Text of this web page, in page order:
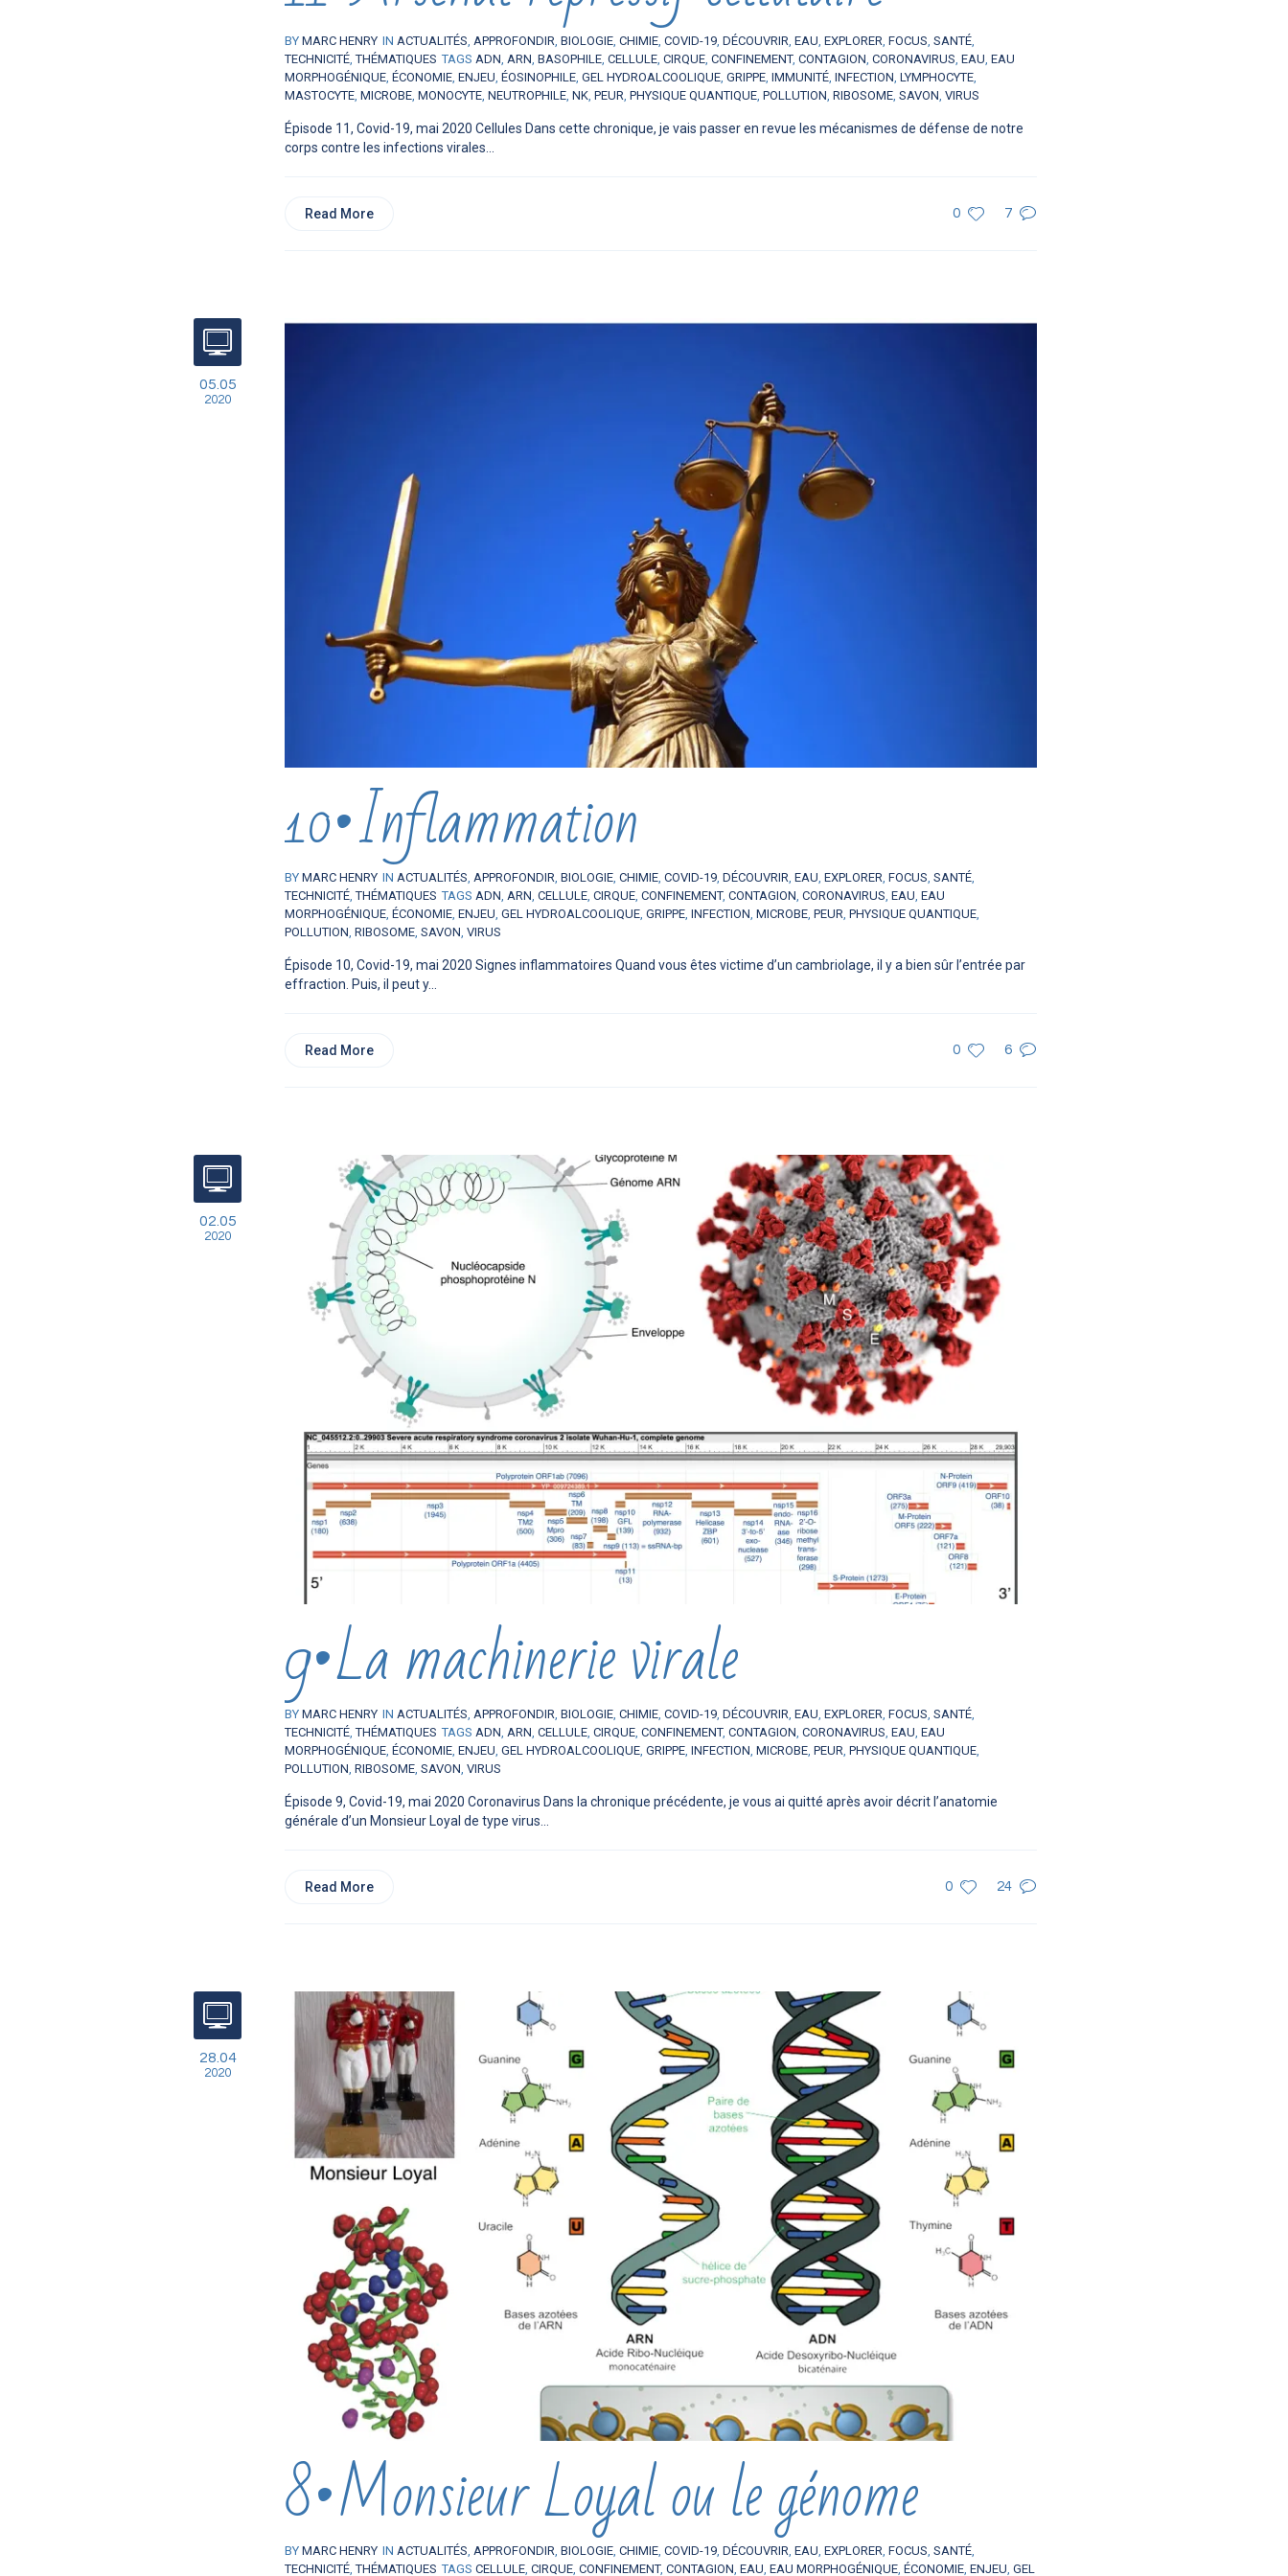
BY MARC HENRY IN ACTUALITÉS, APPROFONDIR, BIOLOGIE, CHIMIE, COVID-19, DÉCOUVRIR, EAU, EXPLORER, FOCUS, SANTÉ,
TECHNICITÉ,THÉMATIQUES TAGS ADN, ARN, BASOPHILE, CELLULE, CIRQUE, CONFINEMENT, CONTAGION, CORONAVIRUS, EAU, EAU
MORPHOGÉNIQUE, ÉCONOMIE, ENJEU, ÉOSINOPHILE, GEL HYDROALCOOLIQUE, GRIPPE, IMMUNITÉ, INFECTION, LYMPHOCYTE,
MASTOCYTE, MICROBE, MONOCYTE, NEUTROPHILE, NK, PEUR, PHYSIQUE QUANTIQUE, POLLUTION, RIBOSOME, SAVON, VIRUS
Épisode 11, Covid-19, mai 2020 Cellules Dans cette chronique, je vais passer en revue les mécanismes de défense de notre
corps contre les infections virales...
0 7
Read More
05.05
2020
10•Inflammation
BY MARC HENRY IN ACTUALITÉS, APPROFONDIR, BIOLOGIE, CHIMIE, COVID-19, DÉCOUVRIR, EAU, EXPLORER, FOCUS, SANTÉ,
TECHNICITÉ,THÉMATIQUES TAGS ADN, ARN, CELLULE, CIRQUE, CONFINEMENT, CONTAGION, CORONAVIRUS, EAU, EAU
MORPHOGÉNIQUE, ÉCONOMIE, ENJEU, GEL HYDROALCOOLIQUE, GRIPPE, INFECTION, MICROBE, PEUR, PHYSIQUE QUANTIQUE,
POLLUTION, RIBOSOME, SAVON, VIRUS
Épisode 10, Covid-19, mai 2020 Signes inflammatoires Quand vous êtes victime d’un cambriolage, il y a bien sûr l’entrée par
effraction. Puis, il peut y...
0 6
Read More
02.05
2020
9•La machinerie virale
BY MARC HENRY IN ACTUALITÉS, APPROFONDIR, BIOLOGIE, CHIMIE, COVID-19, DÉCOUVRIR, EAU, EXPLORER, FOCUS, SANTÉ,
TECHNICITÉ,THÉMATIQUES TAGS ADN, ARN, CELLULE, CIRQUE, CONFINEMENT, CONTAGION, CORONAVIRUS, EAU, EAU
MORPHOGÉNIQUE, ÉCONOMIE, ENJEU, GEL HYDROALCOOLIQUE, GRIPPE, INFECTION, MICROBE, PEUR, PHYSIQUE QUANTIQUE,
POLLUTION, RIBOSOME, SAVON, VIRUS
Épisode 9, Covid-19, mai 2020 Coronavirus Dans la chronique précédente, je vous ai quitté après avoir décrit l’anatomie
générale d’un Monsieur Loyal de type virus...
0 24
Read More
28.04
2020
8•Monsieur Loyal ou le génome
BY MARC HENRY IN ACTUALITÉS, APPROFONDIR, BIOLOGIE, CHIMIE, COVID-19, DÉCOUVRIR, EAU, EXPLORER, FOCUS, SANTÉ,
TECHNICITÉ,THÉMATIQUES TAGS CELLULE, CIRQUE, CONFINEMENT, CONTAGION, EAU, EAU MORPHOGÉNIQUE, ÉCONOMIE, ENJEU, GEL